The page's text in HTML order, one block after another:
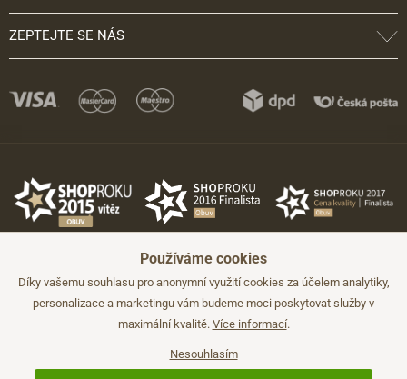
ZEPTEJTE SE NÁS
©2026 JADI.cz. Užití materiálů bez souhlasu není možné.
Používáme cookies
Díky vašemu souhlasu pro anonymní využití cookies za účelem analytiky,
personalizace a marketingu vám budeme moci poskytovat služby v
maximální kvalitě. Více informací.
Nesouhlasím